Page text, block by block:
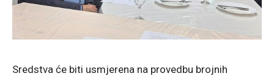
Sredstva će biti usmjerena na provedbu brojnih